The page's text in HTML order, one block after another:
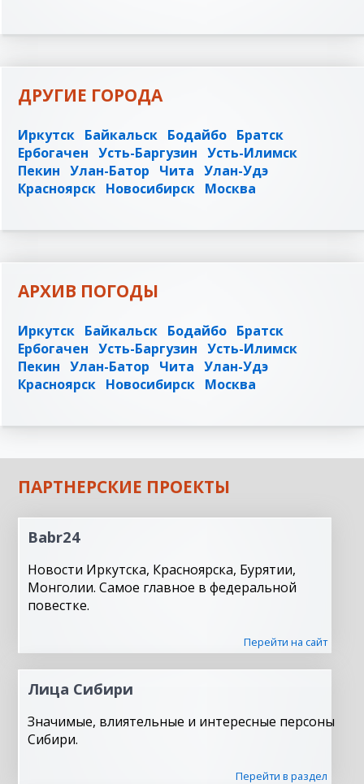
ДРУГИЕ ГОРОДА
Иркутск Байкальск Бодайбо Братск
Ербогачен Усть-Баргузин Усть-Илимск
Пекин Улан-Батор Чита Улан-Удэ
Красноярск Новосибирск Москва
АРХИВ ПОГОДЫ
Иркутск Байкальск Бодайбо Братск
Ербогачен Усть-Баргузин Усть-Илимск
Пекин Улан-Батор Чита Улан-Удэ
Красноярск Новосибирск Москва
ПАРТНЕРСКИЕ ПРОЕКТЫ
Babr24
Новости Иркутска, Красноярска, Бурятии,
Монголии. Самое главное в федеральной
повестке.
Перейти на сайт
Лица Сибири
Значимые, влиятельные и интересные персоны
Сибири.
Перейти в раздел